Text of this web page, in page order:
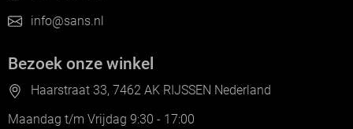
info@sans.nl
Bezoek onze winkel
Haarstraat 33, 7462 AK RIJSSEN Nederland
Maandag t/m Vrijdag 9:30 - 17:00